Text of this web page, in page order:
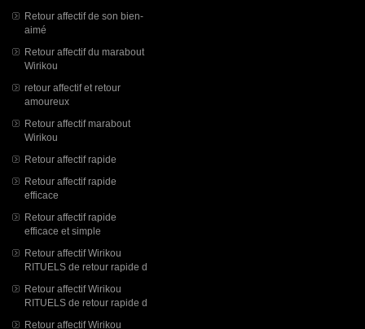
Retour affectif de son bien-
aimé
Retour affectif du marabout
Wirikou
retour affectif et retour
amoureux
Retour affectif marabout
Wirikou
Retour affectif rapide
Retour affectif rapide
efficace
Retour affectif rapide
efficace et simple
Retour affectif Wirikou
RITUELS de retour rapide d
Retour affectif Wirikou
RITUELS de retour rapide d
Retour affectif Wirikou